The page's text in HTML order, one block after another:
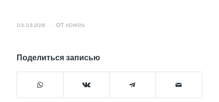
03.03.2016 ОТ ADMIN
Поделиться записью